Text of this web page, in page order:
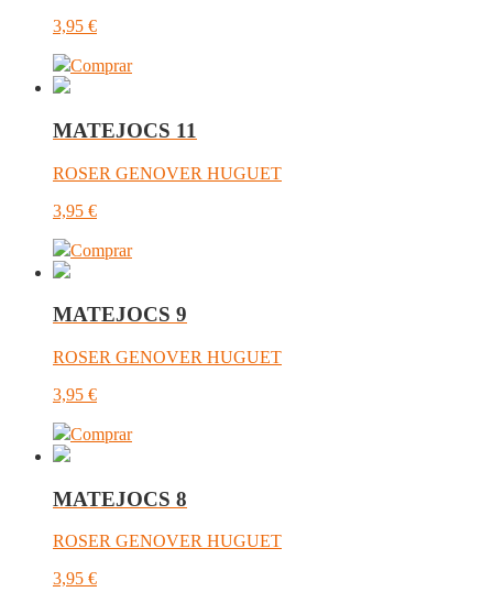
3,95 €
Comprar
MATEJOCS 11
ROSER GENOVER HUGUET
3,95 €
Comprar
MATEJOCS 9
ROSER GENOVER HUGUET
3,95 €
Comprar
MATEJOCS 8
ROSER GENOVER HUGUET
3,95 €